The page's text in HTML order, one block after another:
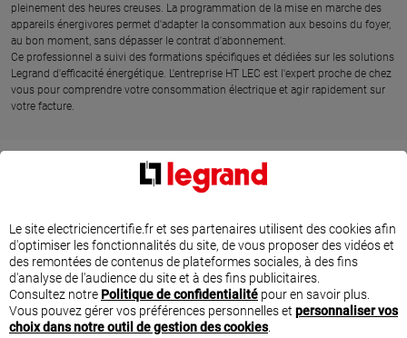
pleinement des heures creuses. La programmation de la mise en marche des
appareils énergivores permet d'adapter la consommation aux besoins du foyer,
au bon moment, sans dépasser le contrat d'abonnement.
Ce professionnel a suivi des formations spécifiques et dédiées sur les solutions
Legrand d'efficacité énergétique. L'entreprise HT LEC est l'expert proche de chez
vous pour comprendre votre consommation électrique et agir rapidement sur
votre facture.
SITUER HT LEC À TOURCOING
Le site electriciencertifie.fr et ses partenaires utilisent des cookies afin
d'optimiser les fonctionnalités du site, de vous proposer des vidéos et
des remontées de contenus de plateformes sociales, à des fins
d'analyse de l'audience du site et à des fins publicitaires.
Consultez notre Politique de confidentialité pour en savoir plus.
Vous pouvez gérer vos préférences personnelles et personnaliser vos
choix dans notre outil de gestion des cookies.